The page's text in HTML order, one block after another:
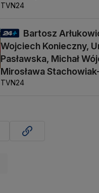
TVN24
Bartosz
Wojciech Konieczny,
Pasławska, Michał
Mirosława
Barbara Socha
TVN24